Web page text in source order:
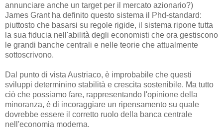
annunciare anche un target per il mercato azionario?)
James Grant ha definito questo sistema il Phd-standard:
piuttosto che basarsi su regole rigide, il sistema ripone tutta
la sua fiducia nell'abilità degli economisti che ora gestiscono
le grandi banche centrali e nelle teorie che attualmente
sottoscrivono.
Dal punto di vista Austriaco, è improbabile che questi
sviluppi determinino stabilità e crescita sostenibile. Ma tutto
ciò che possiamo fare, rappresentando l'opinione della
minoranza, è di incoraggiare un ripensamento su quale
dovrebbe essere il corretto ruolo della banca centrale
nell'economia moderna.